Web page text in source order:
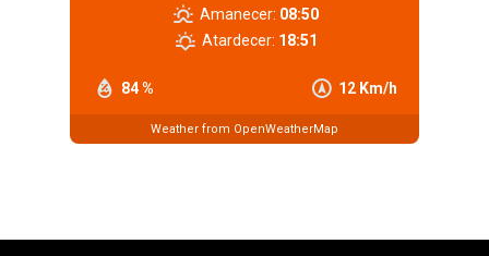
84 % 12 Km/h
Amanecer: 08:50
Atardecer: 18:51
Weather from OpenWeatherMap